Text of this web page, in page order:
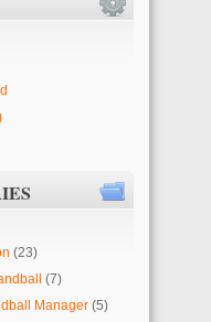
(23)
(7)
Manager (5)